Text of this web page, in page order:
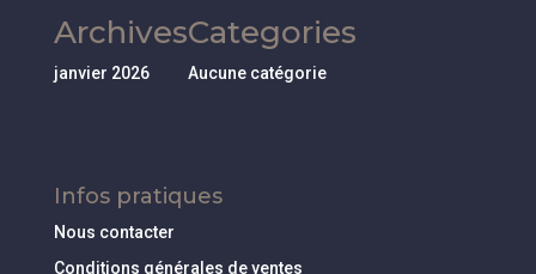
Archives
janvier 2026
Categories
Aucune catégorie
Infos pratiques
Nous contacter
Conditions générales de ventes